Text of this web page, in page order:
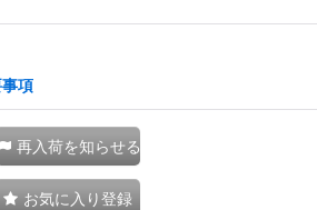
項
再入荷を知らせる
お気に入り登録